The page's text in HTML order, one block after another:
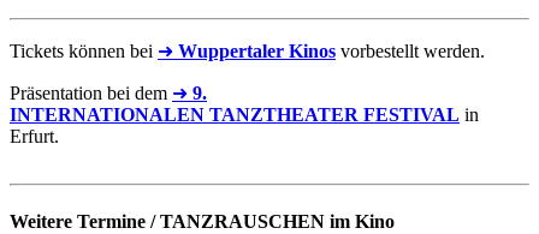
Tickets können bei ➜ Wuppertaler Kinos vorbestellt werden.
Präsentation bei dem ➜ 9.
INTERNATIONALEN TANZTHEATER FESTIVAL in
Erfurt.
Weitere Termine / TANZRAUSCHEN im Kino